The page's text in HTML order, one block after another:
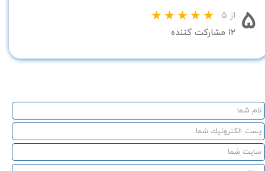
۵ از ۵
۱۲ مشارکت کننده